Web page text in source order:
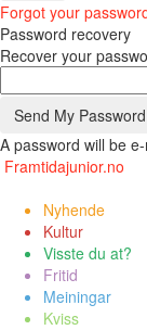
Forgot your
Password recovery
Recover your
A password will be
Framtidajunior.no
Nyhende
Kultur
Visste du at?
Fritid
Meiningar
Kviss